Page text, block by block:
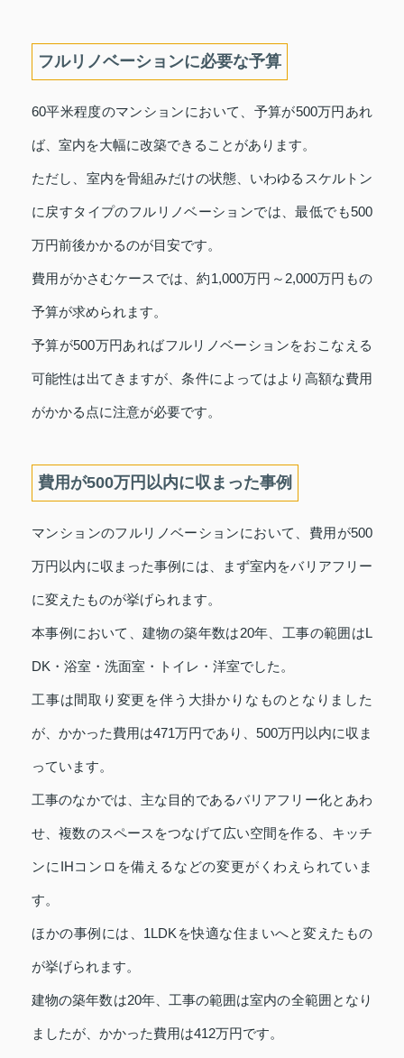
フルリノベーションに必要な予算
60平米程度のマンションにおいて、予算が500万円あれ
ば、室内を大幅に改築できることがあります。
ただし、室内を骨組みだけの状態、いわゆるスケルトン
に戻すタイプのフルリノベーションでは、最低でも500
万円前後かかるのが目安です。
費用がかさむケースでは、約1,000万円～2,000万円もの
予算が求められます。
予算が500万円あればフルリノベーションをおこなえる
可能性は出てきますが、条件によってはより高額な費用
がかかる点に注意が必要です。
費用が500万円以内に収まった事例
マンションのフルリノベーションにおいて、費用が500
万円以内に収まった事例には、まず室内をバリアフリー
に変えたものが挙げられます。
本事例において、建物の築年数は20年、工事の範囲はL
DK・浴室・洗面室・トイレ・洋室でした。
工事は間取り変更を伴う大掛かりなものとなりました
が、かかった費用は471万円であり、500万円以内に収ま
っています。
工事のなかでは、主な目的であるバリアフリー化とあわ
せ、複数のスペースをつなげて広い空間を作る、キッチ
ンにIHコンロを備えるなどの変更がくわえられていま
す。
ほかの事例には、1LDKを快適な住まいへと変えたもの
が挙げられます。
建物の築年数は20年、工事の範囲は室内の全範囲となり
ましたが、かかった費用は412万円です。